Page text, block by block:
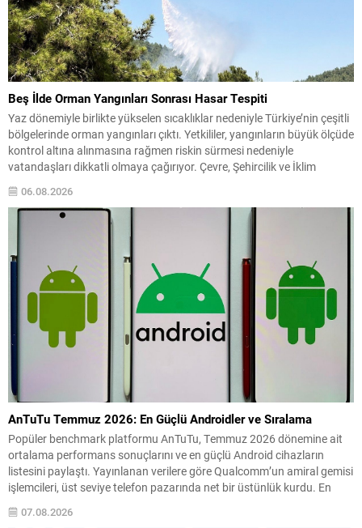
Beş İlde Orman Yangınları Sonrası Hasar Tespiti
Yaz dönemiyle birlikte yükselen sıcaklıklar nedeniyle Türkiye’nin çeşitli
bölgelerinde orman yangınları çıktı. Yetkililer, yangınların büyük ölçüde
kontrol altına alınmasına rağmen riskin sürmesi nedeniyle
vatandaşları dikkatli olmaya çağırıyor. Çevre, Şehircilik ve İklim
Değişikliği Bakanı Murat Kurum, beş ilde yapılan hasar tespitlerinin
sonuçlarını paylaştı ve etkilenenlerin yanında olunacağını vurguladı.
Kayıtlar ve tespit...
06.08.2026
AnTuTu Temmuz 2026: En Güçlü Androidler ve Sıralama
Popüler benchmark platformu AnTuTu, Temmuz 2026 dönemine ait
ortalama performans sonuçlarını ve en güçlü Android cihazların
listesini paylaştı. Yayınlanan verilere göre Qualcomm’un amiral gemisi
işlemcileri, üst seviye telefon pazarında net bir üstünlük kurdu. En
yüksek puanı 4.128.314 ile iQOO 15 Ultra aldı; onu 4.084.233 puanla
Red Magic 11S Pro+ ve...
07.08.2026